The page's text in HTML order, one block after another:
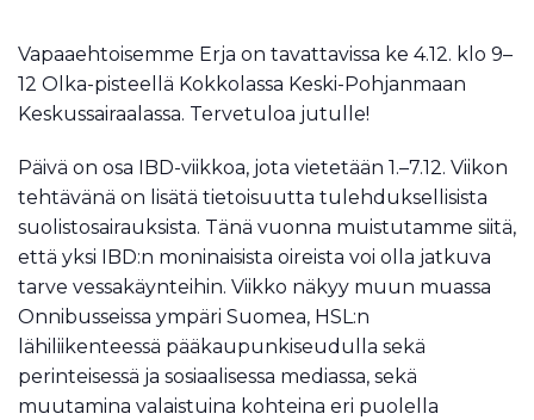
Vapaaehtoisemme Erja on tavattavissa ke 4.12. klo 9–
12 Olka-pisteellä Kokkolassa Keski-Pohjanmaan
Keskussairaalassa. Tervetuloa jutulle!
Päivä on osa IBD-viikkoa, jota vietetään 1.–7.12. Viikon
tehtävänä on lisätä tietoisuutta tulehduksellisista
suolistosairauksista. Tänä vuonna muistutamme siitä,
että yksi IBD:n moninaisista oireista voi olla jatkuva
tarve vessakäynteihin. Viikko näkyy muun muassa
Onnibusseissa ympäri Suomea, HSL:n
lähiliikenteessä pääkaupunkiseudulla sekä
perinteisessä ja sosiaalisessa mediassa, sekä
muutamina valaistuina kohteina eri puolella